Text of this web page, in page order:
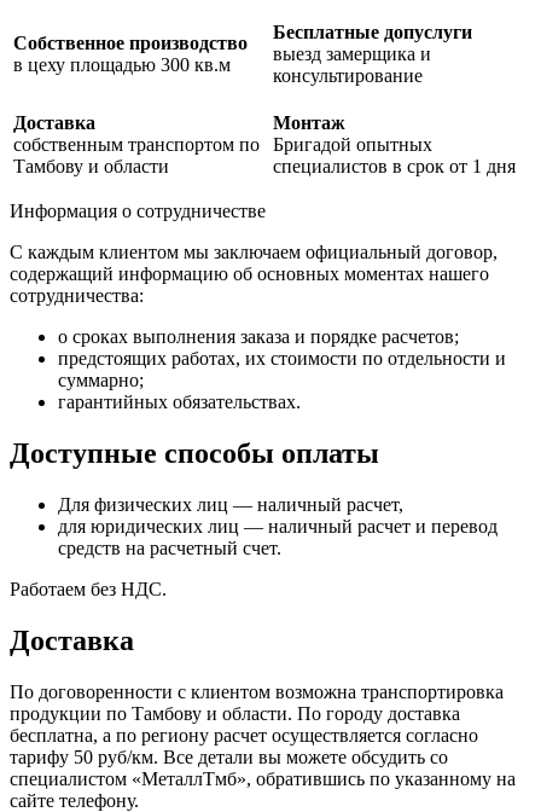
Собственное производство
в цеху площадью 300 кв.м
Бесплатные допуслуги
выезд замерщика и
консультирование
Доставка
собственным транспортом по
Тамбову и области
Монтаж
Бригадой опытных
специалистов в срок от 1 дня
Информация о сотрудничестве
С каждым клиентом мы заключаем официальный договор,
содержащий информацию об основных моментах нашего
сотрудничества:
о сроках выполнения заказа и порядке расчетов;
предстоящих работах, их стоимости по отдельности и
суммарно;
гарантийных обязательствах.
Доступные способы оплаты
Для физических лиц — наличный расчет,
для юридических лиц — наличный расчет и перевод
средств на расчетный счет.
Работаем без НДС.
Доставка
По договоренности с клиентом возможна транспортировка
продукции по Тамбову и области. По городу доставка
бесплатна, а по региону расчет осуществляется согласно
тарифу 50 руб/км. Все детали вы можете обсудить со
специалистом «МеталлТмб», обратившись по указанному на
сайте телефону.